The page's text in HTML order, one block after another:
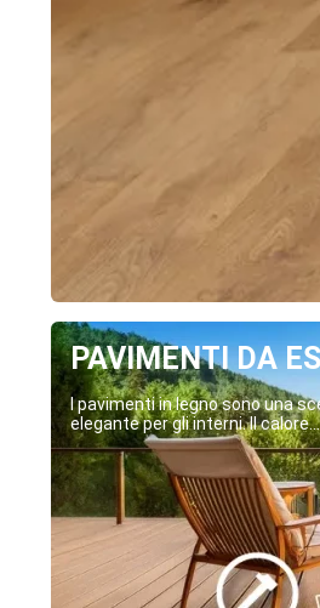
PAVIMENTI DA
I pavimenti in legno sono una
elegante per gli interni. Il